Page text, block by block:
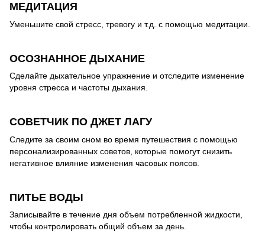
МЕДИТАЦИЯ
Уменьшите свой стресс, тревогу и т.д. с помощью медитации.
ОСОЗНАННОЕ ДЫХАНИЕ
Сделайте дыхательное упражнение и отследите изменение
уровня стресса и частоты дыхания.
СОВЕТЧИК ПО ДЖЕТ ЛАГУ
Следите за своим сном во время путешествия с помощью
персонализированных советов, которые помогут снизить
негативное влияние изменения часовых поясов.
ПИТЬЕ ВОДЫ
Записывайте в течение дня объем потребленной жидкости,
чтобы контролировать общий объем за день.